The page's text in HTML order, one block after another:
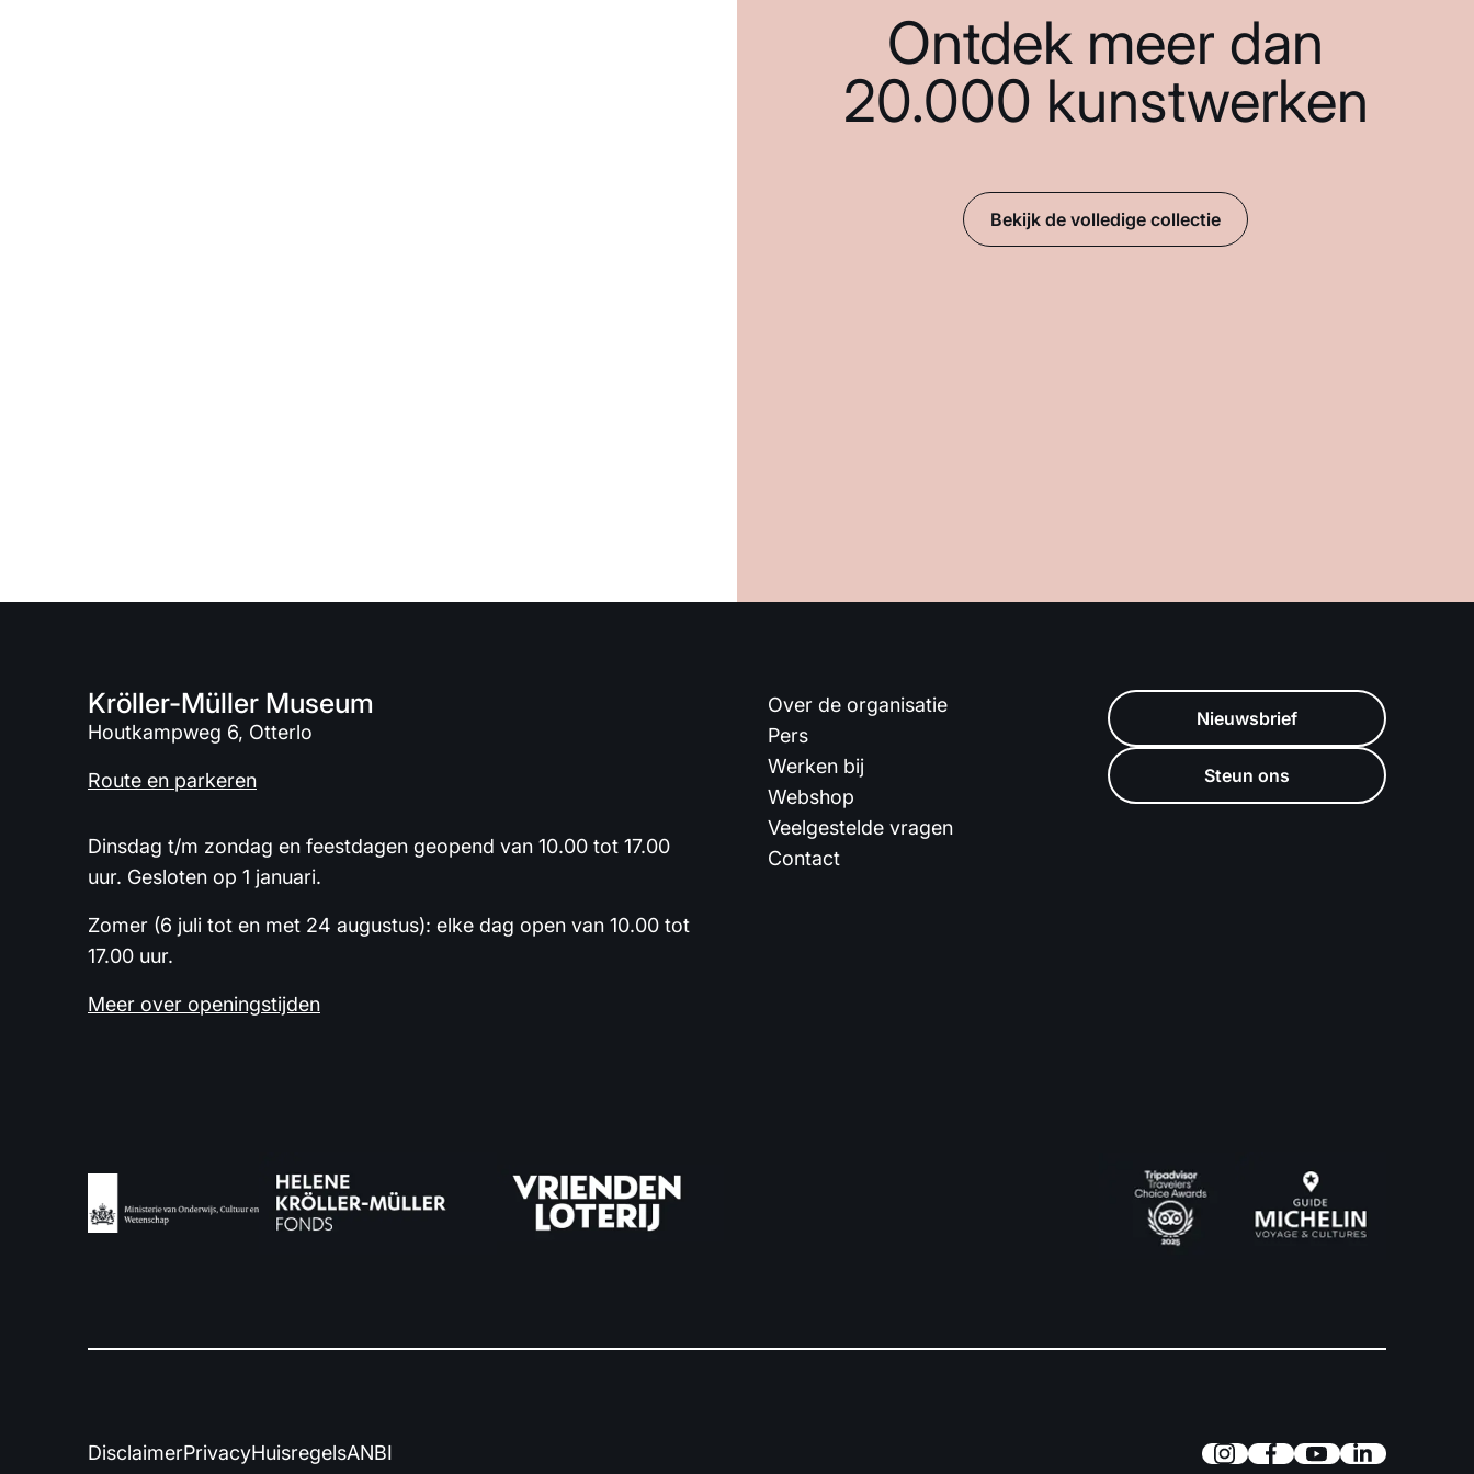
Ontdek meer dan
20.000 kunstwerken
Bekijk de volledige collectie
Kröller-Müller Museum
Houtkampweg 6, Otterlo
Route en parkeren
Dinsdag t/m zondag en feestdagen geopend van 10.00 tot 17.00
uur. Gesloten op 1 januari.
Zomer (6 juli tot en met 24 augustus): elke dag open van 10.00 tot
17.00 uur.
Meer over openingstijden
Over de organisatie
Pers
Werken bij
Webshop
Veelgestelde vragen
Contact
Nieuwsbrief
Steun ons
DisclaimerPrivacyHuisregelsANBI